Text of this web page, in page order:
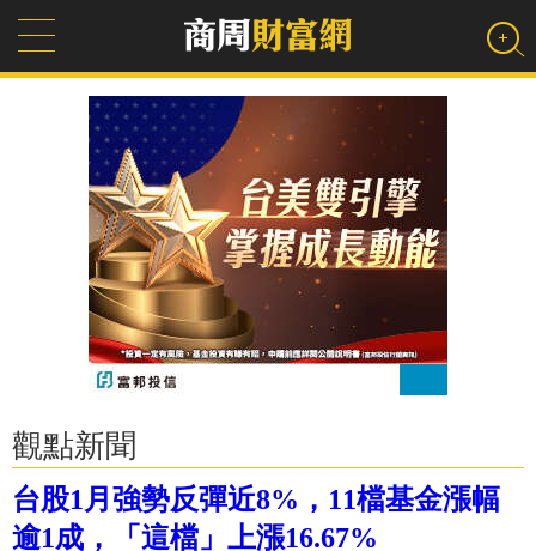
觀點新聞
台股1月強勢反彈近8%，11檔基金漲幅
逾1成，「這檔」上漲16.67%